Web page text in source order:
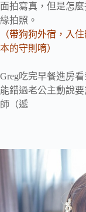
面拍寫真，但是怎
緣拍照。
（帶狗狗外宿，入
本的守則唷）
Greg吃完早餐進房
能錯過老公主動說
師（遞